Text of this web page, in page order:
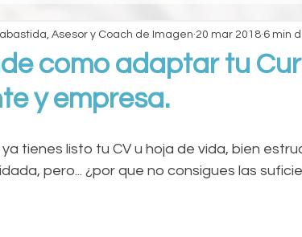
RECIÉN EGRESADO COVER LETTER
RECIÉN EGRESADO
como adaptar tu
y empresa.
Asesor y Coach de Imagen 20 mar 2018 6 min
ya tienes listo tu CV u hoja de vida, bien
pero... ¿por que no consigues las